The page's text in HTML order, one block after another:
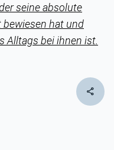
seine absolute
hat und
Alltags bei ihnen ist.
share